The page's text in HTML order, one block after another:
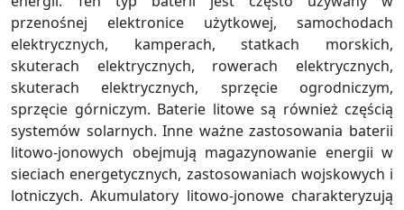
przenośnej elektronice użytkowej, samochodach
elektrycznych, kamperach, statkach morskich,
skuterach elektrycznych, rowerach elektrycznych,
skuterach elektrycznych, sprzęcie ogrodniczym,
sprzęcie górniczym. Baterie litowe są również częścią
systemów solarnych. Inne ważne zastosowania baterii
litowo-jonowych obejmują magazynowanie energii w
sieciach energetycznych, zastosowaniach wojskowych i
lotniczych. Akumulatory litowo-jonowe charakteryzują